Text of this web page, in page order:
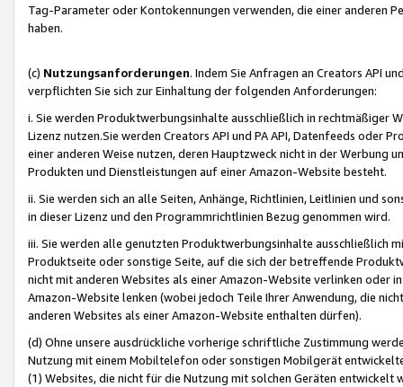
Tag-Parameter oder Kontokennungen verwenden, die einer anderen
haben.
(c) Nutzungsanforderungen. Indem Sie Anfragen an Creators API
verpflichten Sie sich zur Einhaltung der folgenden Anforderungen:
i. Sie werden Produktwerbungsinhalte ausschließlich in rechtmäßiger
Lizenz nutzen.Sie werden Creators API und PA API, Datenfeeds oder
einer anderen Weise nutzen, deren Hauptzweck nicht in der Werbung
Produkten und Dienstleistungen auf einer Amazon-Website besteht.
ii. Sie werden sich an alle Seiten, Anhänge, Richtlinien, Leitlinien und
in dieser Lizenz und den Programmrichtlinien Bezug genommen wird.
iii. Sie werden alle genutzten Produktwerbungsinhalte ausschließlich
Produktseite oder sonstige Seite, auf die sich der betreffende
nicht mit anderen Websites als einer Amazon-Website verlinken oder
Amazon-Website lenken (wobei jedoch Teile Ihrer Anwendung, die
anderen Websites als einer Amazon-Website enthalten dürfen).
(d) Ohne unsere ausdrückliche vorherige schriftliche Zustimmung
Nutzung mit einem Mobiltelefon oder sonstigen Mobilgerät
(1) Websites, die nicht für die Nutzung mit solchen Geräten